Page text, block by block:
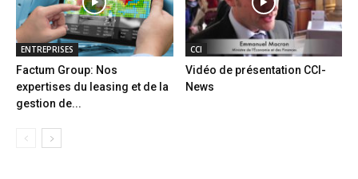
ENTREPRISES
Factum Group: Nos
expertises du leasing et de la
gestion de...
CCI
Vidéo de présentation CCI-
News